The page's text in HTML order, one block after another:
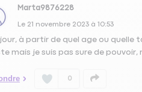
Marta9876228
Le 21 novembre 2023à 10:53
à partir de quel age ou quelle
mais je suis pas sure de
0